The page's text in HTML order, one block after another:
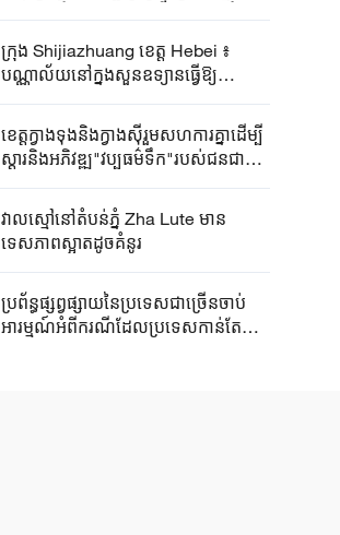
ក្រុង Shijiazhuang ខេត្ត Hebei ៖
បណ្ណាល័យនៅក្នុងសួនឧទ្យានធ្វើឱ្យ
ប្រជាជនទទួលបានបទពិសោធអំណានថ្មី
ខេត្តក្វាងទុងនិងក្វាងស៊ីរួមសហការគ្នាដើម្បី
ស្តារនិងអភិវឌ្ឍ"វប្បធម៌ទឹក"របស់ជនជាតិ
Miao
វាលស្មៅនៅតំបន់ភ្នំ Zha Lute មាន
ទេសភាពស្អាតដូចគំនូរ
ប្រព័ន្ធផ្សព្វផ្សាយនៃប្រទេសជាច្រើនចាប់
អារម្មណ៍អំពីករណីដែលប្រទេសកាន់តែ